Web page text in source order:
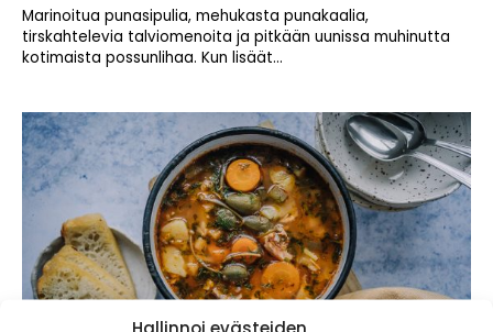
Hallinnoi evästeiden
Marinoitua punasipulia, mehukasta punakaalia,
tirskahtelevia talviomenoita ja pitkään uunissa muhinutta
kotimaista possunlihaa. Kun lisäät...